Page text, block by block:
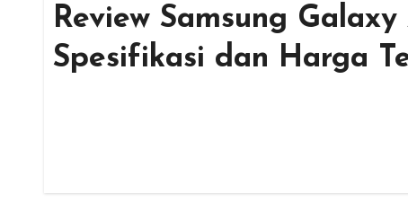
Review Samsung Galaxy
Spesifikasi dan Harga